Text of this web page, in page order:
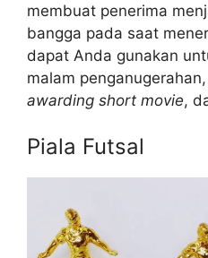
membuat penerima
bangga pada saat
dapat Anda gunakan
malam
awarding short movie,
Piala Futsal